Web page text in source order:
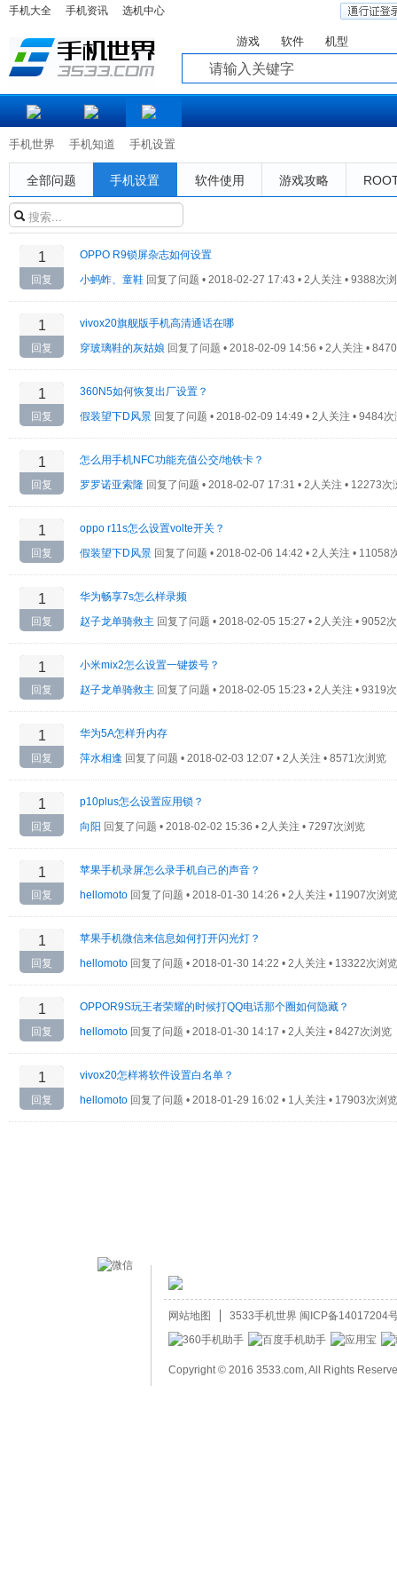
手机大全 手机资讯 选机中心
游戏 软件 机型
手机世界 手机知道 手机设置
全部问题 手机设置 软件使用 游戏攻略
1
回复
OPPO R9锁屏杂志如何设置
小蚂蚱、童鞋 回复了问题 • 2018-02-27 17:43 • 2人关注 • 9388次
1
回复
vivox20旗舰版手机高清通话在哪
穿玻璃鞋的灰姑娘 回复了问题 • 2018-02-09 14:56 • 2人关注 •
1
回复
360N5如何恢复出厂设置？
假装望下D风景 回复了问题 • 2018-02-09 14:49 • 2人关注 • 9484次
1
回复
怎么用手机NFC功能充值公交/地铁卡？
罗罗诺亚索隆 回复了问题 • 2018-02-07 17:31 • 2人关注 • 12273次
1
回复
oppo r11s怎么设置volte开关？
假装望下D风景 回复了问题 • 2018-02-06 14:42 • 2人关注 • 11058
1
回复
华为畅享7s怎么样录频
赵子龙单骑救主 回复了问题 • 2018-02-05 15:27 • 2人关注 • 9052
1
回复
小米mix2怎么设置一键拨号？
赵子龙单骑救主 回复了问题 • 2018-02-05 15:23 • 2人关注 • 9319
1
回复
华为5A怎样升内存
萍水相逢 回复了问题 • 2018-02-03 12:07 • 2人关注 • 8571次浏览
1
回复
p10plus怎么设置应用锁？
向阳 回复了问题 • 2018-02-02 15:36 • 2人关注 • 7297次浏览
1
回复
苹果手机录屏怎么录手机自己的声音？
hellomoto 回复了问题 • 2018-01-30 14:26 • 2人关注 • 11907次浏览
1
回复
苹果手机微信来信息如何打开闪光灯？
hellomoto 回复了问题 • 2018-01-30 14:22 • 2人关注 • 13322次浏览
1
回复
OPPOR9S玩王者荣耀的时候打QQ电话那个圈如何隐藏？
hellomoto 回复了问题 • 2018-01-30 14:17 • 2人关注 • 8427次浏览
1
回复
vivox20怎样将软件设置白名单？
hellomoto 回复了问题 • 2018-01-29 16:02 • 1人关注 • 17903次浏览
网站地图 3533手机世界 闽ICP备14017204
Copyright © 2016 3533.com, All Rights